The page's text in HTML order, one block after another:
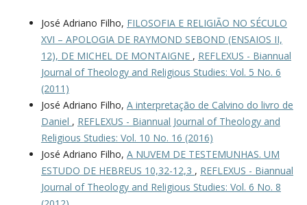
José Adriano Filho, FILOSOFIA E RELIGIÃO NO SÉCULO
XVI – APOLOGIA DE RAYMOND SEBOND (ENSAIOS II,
12), DE MICHEL DE MONTAIGNE , REFLEXUS - Biannual
Journal of Theology and Religious Studies: Vol. 5 No. 6
(2011)
José Adriano Filho, A interpretação de Calvino do livro de
Daniel , REFLEXUS - Biannual Journal of Theology and
Religious Studies: Vol. 10 No. 16 (2016)
José Adriano Filho, A NUVEM DE TESTEMUNHAS. UM
ESTUDO DE HEBREUS 10,32-12,3 , REFLEXUS - Biannual
Journal of Theology and Religious Studies: Vol. 6 No. 8